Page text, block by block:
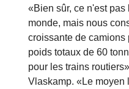
«Bien sûr, ce n'est
monde, mais nous
croissante de camions
poids totaux de 60
pour les trains
Vlaskamp. «Le moyen